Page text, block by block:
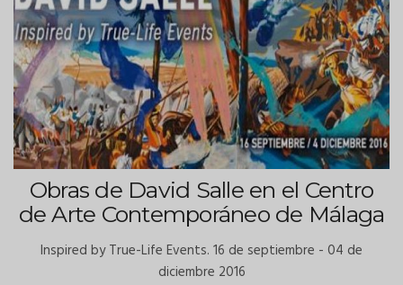
Obras de David Salle en el Centro
de Arte Contemporáneo de Málaga
Inspired by True-Life Events. 16 de septiembre - 04 de
diciembre 2016